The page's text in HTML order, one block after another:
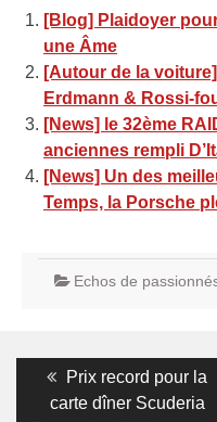
[Blog] Plaidoyer
une Âme
[Autour de la
Erdmann & Rossi-
[News] le 32ème
anciennes rempli
[News] Un des
Temps, la Porsche
Echos de
Navigation
Previous
post:
Prix record pour la
carte dîner Scuderia